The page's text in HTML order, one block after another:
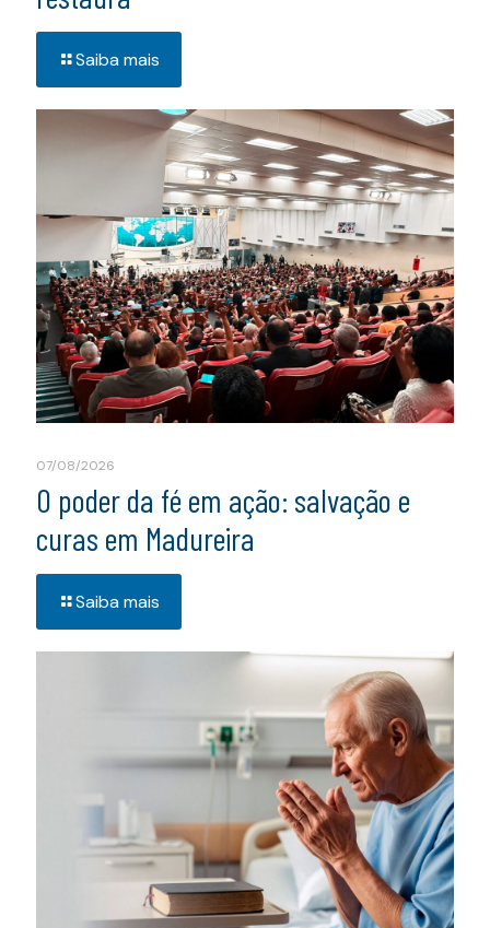
Saiba mais
07/08/2026
O poder da fé em ação: salvação e
curas em Madureira
Saiba mais